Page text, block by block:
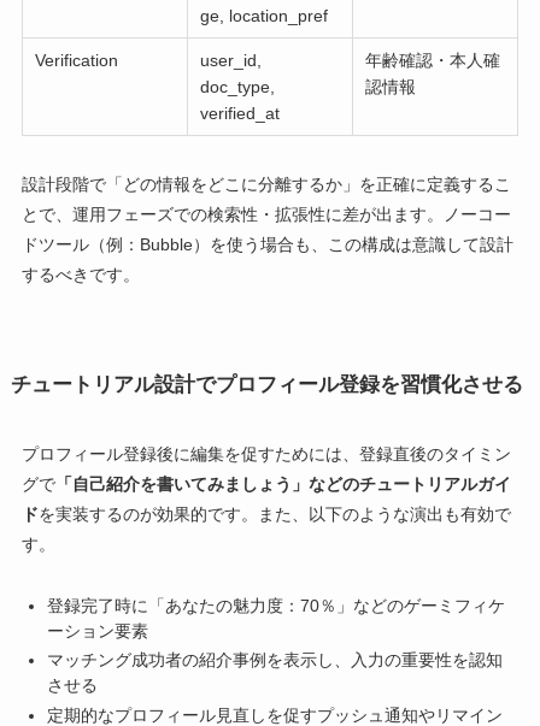
ge, location_pref
Verification
user_id,
doc_type,
verified_at
年齢確認・本人確
認情報
設計段階で「どの情報をどこに分離するか」を正確に定義するこ
とで、運用フェーズでの検索性・拡張性に差が出ます。ノーコー
ドツール（例：Bubble）を使う場合も、この構成は意識して設計
するべきです。
チュートリアル設計でプロフィール登録を習慣化させる
プロフィール登録後に編集を促すためには、登録直後のタイミン
グで「自己紹介を書いてみましょう」などのチュートリアルガイ
ドを実装するのが効果的です。また、以下のような演出も有効で
す。
登録完了時に「あなたの魅力度：70％」などのゲーミフィケ
ーション要素
マッチング成功者の紹介事例を表示し、入力の重要性を認知
させる
定期的なプロフィール見直しを促すプッシュ通知やリマイン